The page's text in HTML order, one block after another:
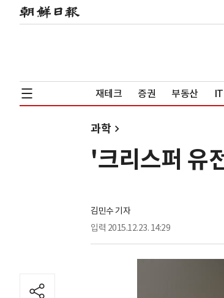
재테크 증권 부동산 IT
과학
'크리스퍼 유
김민수 기자
입력 2015.12.23. 14:29